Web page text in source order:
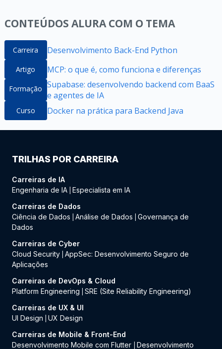
CONTEÚDOS ALURA COM O TEMA
Carreira Desenvolvimento Back-End Python
Artigo MCP: o que é, como funciona e diferenças
Formação Supabase: desenvolvendo backend com BaaS
e agentes de IA
Curso Docker na prática para Backend Java
TRILHAS POR CARREIRA
Carreiras de IA
Engenharia de IA Especialista em IA
Carreiras de Dados
Ciência de Dados
Análise de Dados
Governança de
Dados
Carreiras de Cyber
Cloud Security AppSec: Desenvolvimento Seguro de
Aplicações
Carreiras de DevOps & Cloud
Platform Engineering
SRE (Site Reliability Engineering)
Carreiras de UX & UI
UI Design
UX Design
Carreiras de Mobile & Front-End
Desenvolvimento Mobile com Flutter
Desenvolvimento